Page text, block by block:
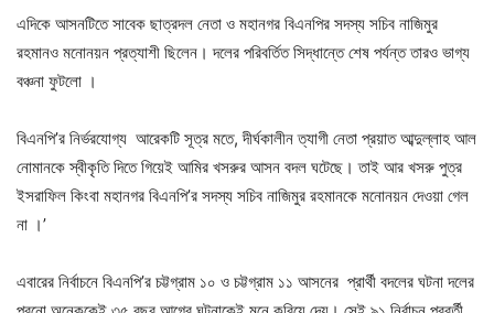
এদিকে আসনটিতে সাবেক ছাত্রদল নেতা ও মহানগর বিএনপির সদস্য সচিব নাজিমুর
রহমানও মনোনয়ন প্রত্যাশী ছিলেন। দলের পরিবর্তিত সিদ্ধান্তে শেষ পর্যন্ত তারও ভাগ্য
বঞ্চনা ফুটলো ।
বিএনপি’র নির্ভরযোগ্য আরেকটি সূত্র মতে, দীর্ঘকালীন ত্যাগী নেতা প্রয়াত আব্দুল্লাহ আল
নোমানকে স্বীকৃতি দিতে গিয়েই আমির খসরুর আসন বদল ঘটেছে। তাই আর খসরু পুত্র
ইসরাফিল কিংবা মহানগর বিএনপি’র সদস্য সচিব নাজিমুর রহমানকে মনোনয়ন দেওয়া গেল
না ।’
এবারের নির্বাচনে বিএনপি’র চট্টগ্রাম ১০ ও চট্টগ্রাম ১১ আসনের প্রার্থী বদলের ঘটনা দলের